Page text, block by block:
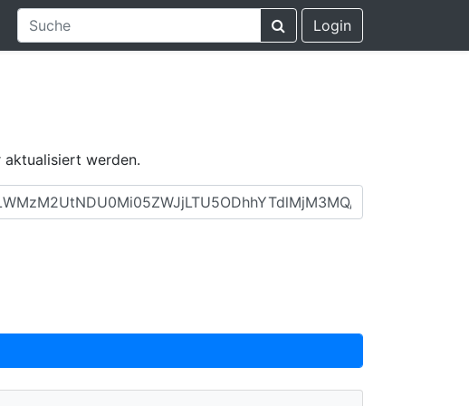
Login
aktualisiert werden.